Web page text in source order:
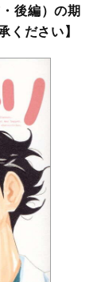
後編）の期
ください】